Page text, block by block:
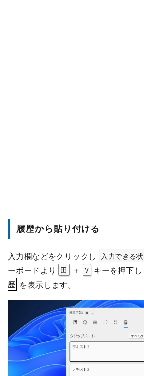
履歴から貼り付ける
入力欄などをクリックし 入力できる
ーボードより
田 ＋ V キーを押下し
歴 を表示します。